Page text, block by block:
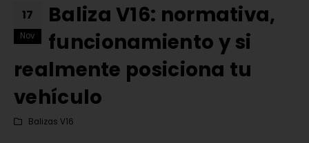
17
Nov
Baliza V16: normativa,
funcionamiento y si
realmente posiciona tu
vehículo
Balizas V16